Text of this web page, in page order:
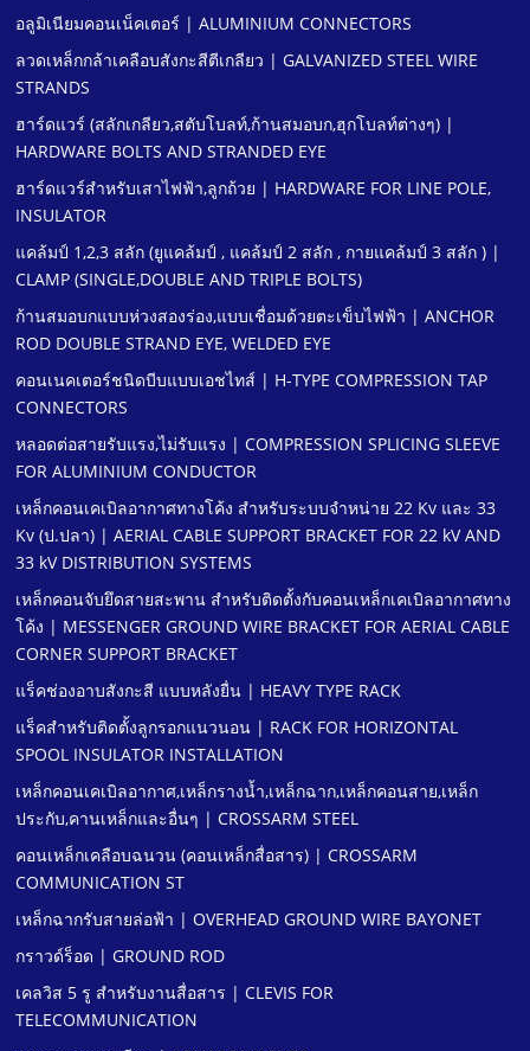
อลูมิเนียมคอนเน็คเตอร์ | ALUMINIUM CONNECTORS
ลวดเหล็กกล้าเคลือบสังกะสีตีเกลียว | GALVANIZED STEEL WIRE
STRANDS
ฮาร์ดแวร์ (สลักเกลียว,สตับโบลท์,ก้านสมอบก,ฮุกโบลท์ต่างๆ) |
HARDWARE BOLTS AND STRANDED EYE
ฮาร์ดแวร์สําหรับเสาไฟฟ้า,ลูกถ้วย | HARDWARE FOR LINE POLE,
INSULATOR
แคล้มป์ 1,2,3 สลัก (ยูแคล้มป์ , แคล้มป์ 2 สลัก , กายแคล้มป์ 3 สลัก ) |
CLAMP (SINGLE,DOUBLE AND TRIPLE BOLTS)
ก้านสมอบกแบบห่วงสองร่อง,แบบเชื่อมด้วยตะเข็บไฟฟ้า | ANCHOR
ROD DOUBLE STRAND EYE, WELDED EYE
คอนเนคเตอร์ชนิดบีบแบบเอชไทส์ | H-TYPE COMPRESSION TAP
CONNECTORS
หลอดต่อสายรับแรง,ไม่รับแรง | COMPRESSION SPLICING SLEEVE
FOR ALUMINIUM CONDUCTOR
เหล็กคอนเคเบิลอากาศทางโค้ง สําหรับระบบจําหน่าย 22 Kv และ 33
Kv (ป.ปลา) | AERIAL CABLE SUPPORT BRACKET FOR 22 kV AND
33 kV DISTRIBUTION SYSTEMS
เหล็กคอนจับยึดสายสะพาน สําหรับติดตั้งกับคอนเหล็กเคเบิลอากาศทาง
โค้ง | MESSENGER GROUND WIRE BRACKET FOR AERIAL CABLE
CORNER SUPPORT BRACKET
แร็คช่องอาบสังกะสี แบบหลังยื่น | HEAVY TYPE RACK
แร็คสําหรับติดตั้งลูกรอกแนวนอน | RACK FOR HORIZONTAL
SPOOL INSULATOR INSTALLATION
เหล็กคอนเคเบิลอากาศ,เหล็กรางนํ้า,เหล็กฉาก,เหล็กคอนสาย,เหล็ก
ประกับ,คานเหล็กและอื่นๆ | CROSSARM STEEL
คอนเหล็กเคลือบฉนวน (คอนเหล็กสื่อสาร) | CROSSARM
COMMUNICATION ST
เหล็กฉากรับสายล่อฟ้า | OVERHEAD GROUND WIRE BAYONET
กราวด์ร็อด | GROUND ROD
เคลวิส 5 รู สําหรับงานสื่อสาร | CLEVIS FOR
TELECOMMUNICATION